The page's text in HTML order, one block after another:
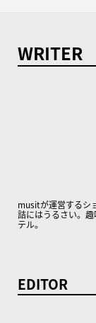
WRITER
musitが運営するシ
詰にはうるさい。
テル。
EDITOR